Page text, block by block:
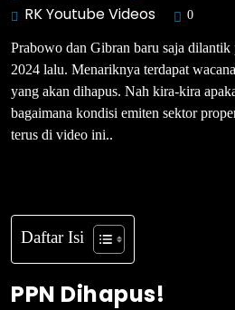
RK Youtube Videos 0
Prabowo dan Gibran baru saja
2024 lalu. Menariknya terdapat
yang akan dihapus. Nah kira-kira
bagaimana kondisi emiten sektor
terus di video ini..
Daftar Isi
PPN Dihapus!